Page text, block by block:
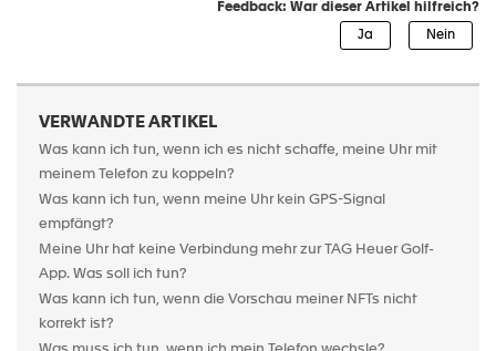
Feedback: War dieser Artikel hilfreich?
VERWANDTE ARTIKEL
Was kann ich tun, wenn ich es nicht schaffe, meine Uhr mit
meinem Telefon zu koppeln?
Was kann ich tun, wenn meine Uhr kein GPS-Signal
empfängt?
Meine Uhr hat keine Verbindung mehr zur TAG Heuer Golf-
App. Was soll ich tun?
Was kann ich tun, wenn die Vorschau meiner NFTs nicht
korrekt ist?